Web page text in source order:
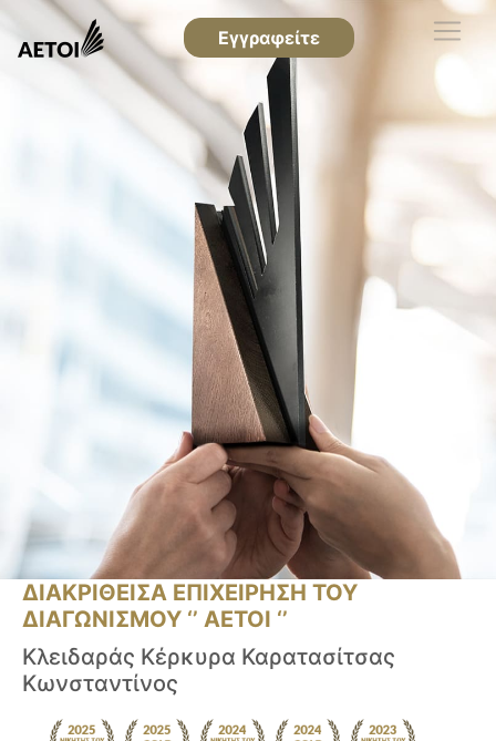
Εγγραφείτε
ΔΙΑΚΡΙΘΕΙΣΑ ΕΠΙΧΕΙΡΗΣΗ ΤΟΥ
ΔΙΑΓΩΝΙΣΜΟΥ ‘’ ΑΕΤΟΙ ‘’
Κλειδαράς Κέρκυρα Καρατασίτσας
Κωνσταντίνος